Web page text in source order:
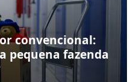
convencional:
pequena fazenda